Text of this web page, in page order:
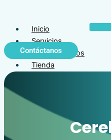
Inicio
Servicios
Quiénes somos
Tienda
BTS GAITLAB
BTS TELEREHAB
BTS SPORTLAB
Contáctanos